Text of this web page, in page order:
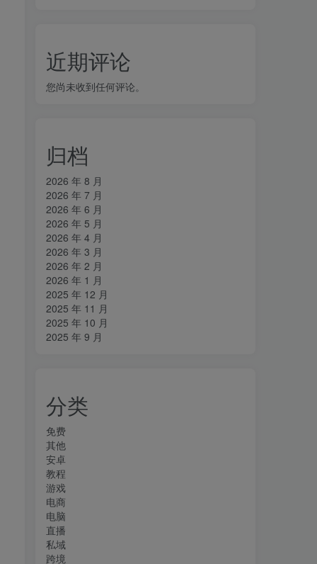
近期评论
您尚未收到任何评论。
归档
2026 年 8 月
2026 年 7 月
2026 年 6 月
2026 年 5 月
2026 年 4 月
2026 年 3 月
2026 年 2 月
2026 年 1 月
2025 年 12 月
2025 年 11 月
2025 年 10 月
2025 年 9 月
分类
免费
其他
安卓
教程
游戏
电商
电脑
直播
私域
跨境